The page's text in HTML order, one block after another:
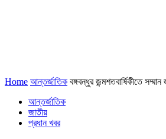
Home আন্তর্জাতিক বঙ্গবন্ধুর জন্মশতবার্ষিকীতে
আন্তর্জাতিক
জাতীয়
প্রধান খবর